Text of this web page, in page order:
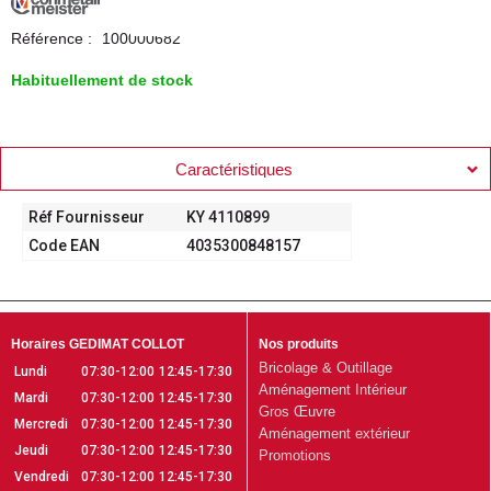
Référence : 100000682
Habituellement de stock
Caractéristiques
Réf Fournisseur
KY 4110899
Code EAN
4035300848157
Horaires GEDIMAT COLLOT
Lundi
07:30-12:00 12:45-17:30
Mardi
07:30-12:00 12:45-17:30
Mercredi
07:30-12:00 12:45-17:30
Jeudi
07:30-12:00 12:45-17:30
Vendredi
07:30-12:00 12:45-17:30
Nos produits
Bricolage & Outillage
Aménagement Intérieur
Gros Œuvre
Aménagement extérieur
Promotions